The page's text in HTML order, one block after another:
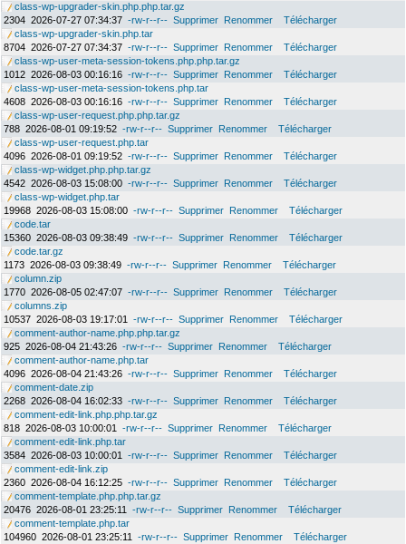
class-wp-upgrader-skin.php.php.tar.gz
2304 2026-07-27 07:34:37 -rw-r--r-- Supprimer Renommer
Télécharger
class-wp-upgrader-skin.php.tar
8704 2026-07-27 07:34:37 -rw-r--r-- Supprimer Renommer
Télécharger
class-wp-user-meta-session-tokens.php.php.tar.gz
1012 2026-08-03 00:16:16 -rw-r--r-- Supprimer Renommer
Télécharger
class-wp-user-meta-session-tokens.php.tar
4608 2026-08-03 00:16:16 -rw-r--r-- Supprimer Renommer
Télécharger
class-wp-user-request.php.php.tar.gz
788 2026-08-01 09:19:52 -rw-r--r-- Supprimer Renommer
Télécharger
class-wp-user-request.php.tar
4096 2026-08-01 09:19:52 -rw-r--r-- Supprimer Renommer
Télécharger
class-wp-widget.php.php.tar.gz
4542 2026-08-03 15:08:00 -rw-r--r-- Supprimer Renommer
Télécharger
class-wp-widget.php.tar
19968 2026-08-03 15:08:00 -rw-r--r-- Supprimer Renommer
Télécharger
code.tar
15360 2026-08-03 09:38:49 -rw-r--r-- Supprimer Renommer
Télécharger
code.tar.gz
1173 2026-08-03 09:38:49 -rw-r--r-- Supprimer Renommer
Télécharger
column.zip
1770 2026-08-05 02:47:07 -rw-r--r-- Supprimer Renommer
Télécharger
columns.zip
10537 2026-08-03 19:17:01 -rw-r--r-- Supprimer Renommer
Télécharger
comment-author-name.php.php.tar.gz
925 2026-08-04 21:43:26 -rw-r--r-- Supprimer Renommer
Télécharger
comment-author-name.php.tar
4096 2026-08-04 21:43:26 -rw-r--r-- Supprimer Renommer
Télécharger
comment-date.zip
2268 2026-08-04 16:02:33 -rw-r--r-- Supprimer Renommer
Télécharger
comment-edit-link.php.php.tar.gz
818 2026-08-03 10:00:01 -rw-r--r-- Supprimer Renommer
Télécharger
comment-edit-link.php.tar
3584 2026-08-03 10:00:01 -rw-r--r-- Supprimer Renommer
Télécharger
comment-edit-link.zip
2360 2026-08-04 16:12:25 -rw-r--r-- Supprimer Renommer
Télécharger
comment-template.php.php.tar.gz
20476 2026-08-01 23:25:11 -rw-r--r-- Supprimer Renommer
Télécharger
comment-template.php.tar
104960 2026-08-01 23:25:11 -rw-r--r-- Supprimer Renommer
Télécharger